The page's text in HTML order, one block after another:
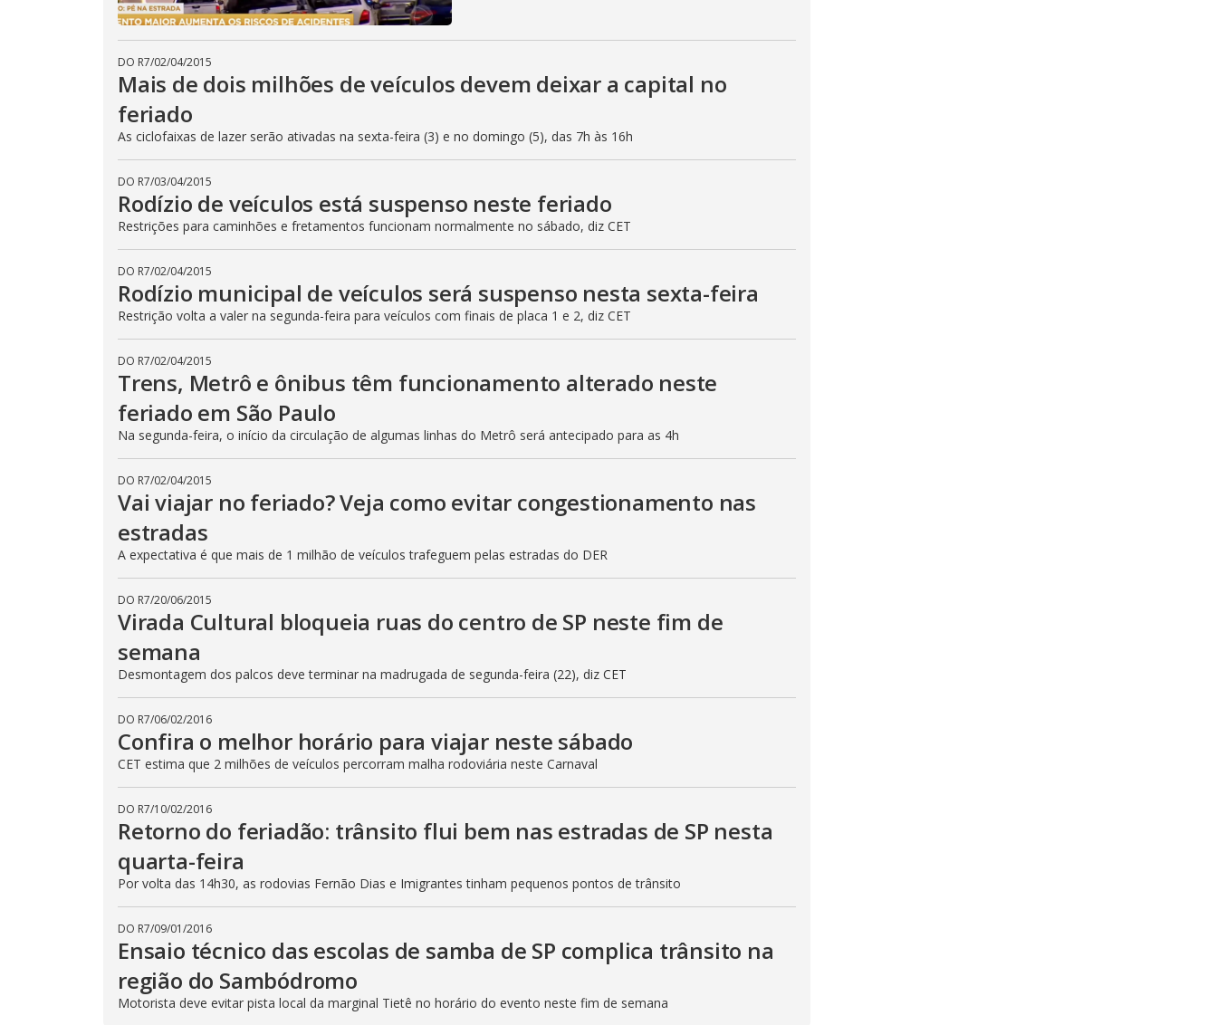
DO R7/02/04/2015
Mais de dois milhões de veículos devem deixar a capital no
feriado
As ciclofaixas de lazer serão ativadas na sexta-feira (3) e no domingo (5), das 7h às 16h
DO R7/03/04/2015
Rodízio de veículos está suspenso neste feriado
Restrições para caminhões e fretamentos funcionam normalmente no sábado, diz CET
DO R7/02/04/2015
Rodízio municipal de veículos será suspenso nesta sexta-feira
Restrição volta a valer na segunda-feira para veículos com finais de placa 1 e 2, diz CET
DO R7/02/04/2015
Trens, Metrô e ônibus têm funcionamento alterado neste
feriado em São Paulo
Na segunda-feira, o início da circulação de algumas linhas do Metrô será antecipado para as 4h
DO R7/02/04/2015
Vai viajar no feriado? Veja como evitar congestionamento nas
estradas
A expectativa é que mais de 1 milhão de veículos trafeguem pelas estradas do DER
DO R7/20/06/2015
Virada Cultural bloqueia ruas do centro de SP neste fim de
semana
Desmontagem dos palcos deve terminar na madrugada de segunda-feira (22), diz CET
DO R7/06/02/2016
Confira o melhor horário para viajar neste sábado
CET estima que 2 milhões de veículos percorram malha rodoviária neste Carnaval
DO R7/10/02/2016
Retorno do feriadão: trânsito flui bem nas estradas de SP nesta
quarta-feira
Por volta das 14h30, as rodovias Fernão Dias e Imigrantes tinham pequenos pontos de trânsito
DO R7/09/01/2016
Ensaio técnico das escolas de samba de SP complica trânsito na
região do Sambódromo
Motorista deve evitar pista local da marginal Tietê no horário do evento neste fim de semana